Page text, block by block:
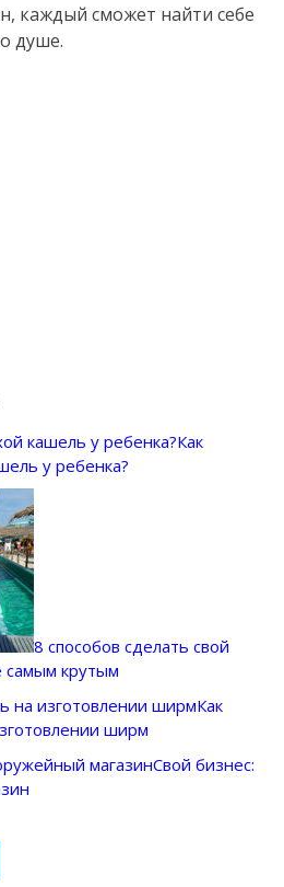
каждый сможет найти себе
душе.
Как
у ребенка?
8 способов сделать свой
самым крутым
Как
ширм
Свой бизнес: